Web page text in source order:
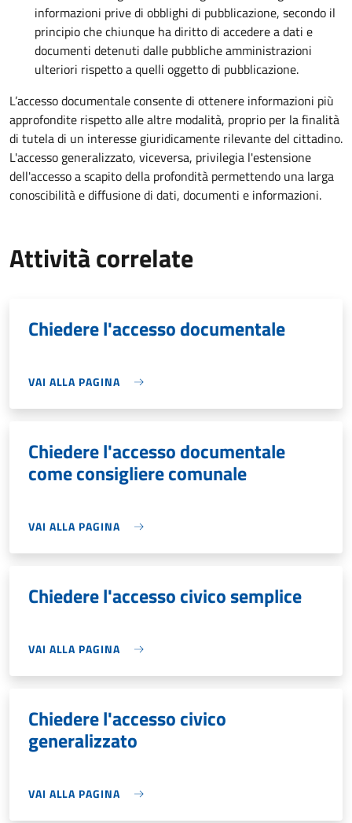
informazioni prive di obblighi di pubblicazione, secondo il
principio che chiunque ha diritto di accedere a dati e
documenti detenuti dalle pubbliche amministrazioni
ulteriori rispetto a quelli oggetto di pubblicazione.
L’accesso documentale consente di ottenere informazioni più
approfondite rispetto alle altre modalità, proprio per la finalità
di tutela di un interesse giuridicamente rilevante del cittadino.
L'accesso generalizzato, viceversa, privilegia l'estensione
dell'accesso a scapito della profondità permettendo una larga
conoscibilità e diffusione di dati, documenti e informazioni.
Attività correlate
Chiedere l'accesso documentale
VAI ALLA PAGINA
Chiedere l'accesso documentale
come consigliere comunale
VAI ALLA PAGINA
Chiedere l'accesso civico semplice
VAI ALLA PAGINA
Chiedere l'accesso civico
generalizzato
VAI ALLA PAGINA